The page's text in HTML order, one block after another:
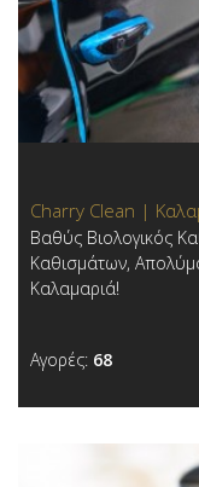
Charry Clean |
Βαθύς Βιολογικός
Καθισμάτων,
Καλαμαριά!
Αγορές: 68